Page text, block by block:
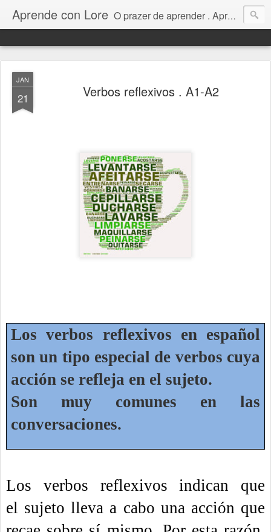
Aprende con Lore O prazer de aprender . Aprendizagem colaborativa em espanhol. 55 (15) 996826883
JAN
21 Verbos reflexivos . A1-A2
Los verbos reflexivos en español
son un tipo especial de verbos cuya
acción se refleja en el sujeto.
Son muy comunes en las
conversaciones.
Los verbos reflexivos indican que
el sujeto lleva a cabo una acción que